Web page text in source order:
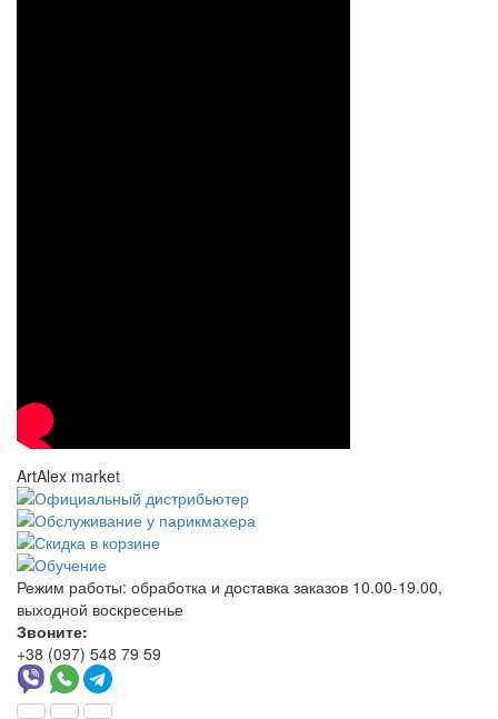
ArtAlex market
Режим работы: обработка и доставка заказов 10.00-19.00,
выходной воскресенье
Звоните:
+38 (097) 548 79 59